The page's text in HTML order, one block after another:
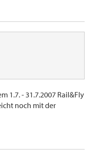
1.7. - 31.7.2007 Rail&Fly
noch mit der